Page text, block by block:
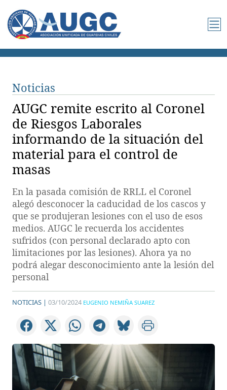
Noticias
AUGC remite escrito al Coronel
de Riesgos Laborales
informando de la situación del
material para el control de
masas
En la pasada comisión de RRLL el Coronel
alegó desconocer la caducidad de los cascos y
que se produjeran lesiones con el uso de esos
medios. AUGC le recuerda los accidentes
sufridos (con personal declarado apto con
limitaciones por las lesiones). Ahora ya no
podrá alegar desconocimiento ante la lesión del
personal
NOTICIAS | 03/10/2024 EUGENIO NEMIÑA SUAREZ